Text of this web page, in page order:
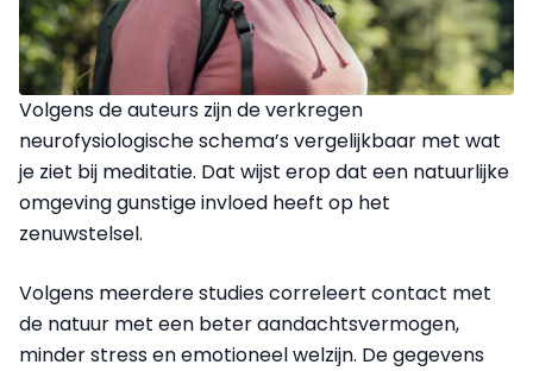
Volgens de auteurs zijn de verkregen
neurofysiologische schema’s vergelijkbaar met wat
je ziet bij meditatie. Dat wijst erop dat een natuurlijke
omgeving gunstige invloed heeft op het
zenuwstelsel.
Volgens meerdere studies correleert contact met
de natuur met een beter aandachtsvermogen,
minder stress en emotioneel welzijn. De gegevens